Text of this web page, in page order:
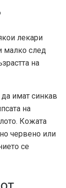
лекари
малко след
на
имат синкав
на
Кожата
червено или
се